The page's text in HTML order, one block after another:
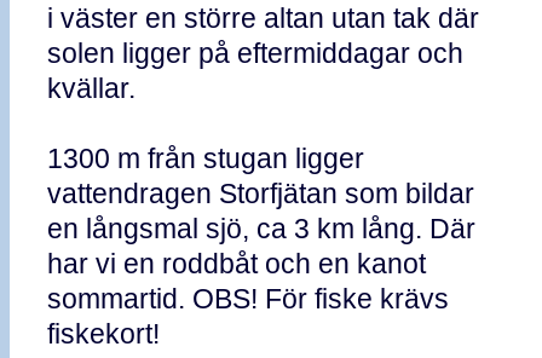
i väster en större altan utan tak där
solen ligger på eftermiddagar och
kvällar.
1300 m från stugan ligger
vattendragen Storfjätan som bildar
en långsmal sjö, ca 3 km lång. Där
har vi en roddbåt och en kanot
sommartid. OBS! För fiske krävs
fiskekort!